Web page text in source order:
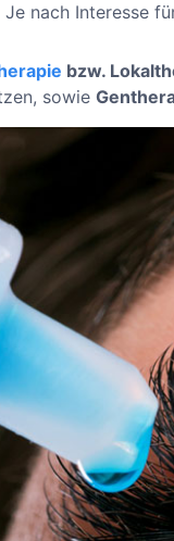
nach Interesse
bzw.
sowie